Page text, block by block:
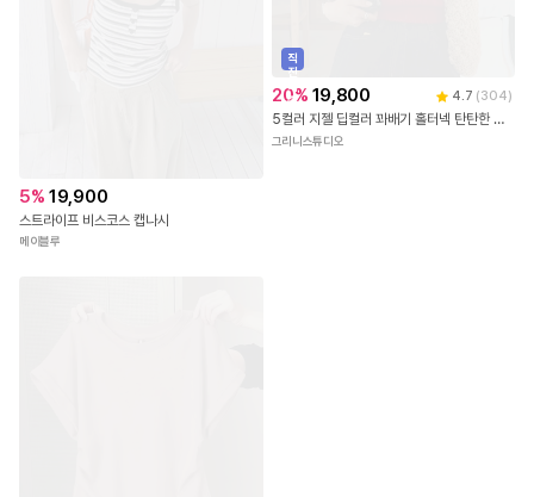
5% 19,900
스트라이프 비스코스 캡나시
메이블루
직
진
배
송
20% 19,800 4.7 (304)
5컬러 지젤 딥컬러 꽈배기 홀터넥 탄탄한 나시 니트 탑
그리니스튜디오